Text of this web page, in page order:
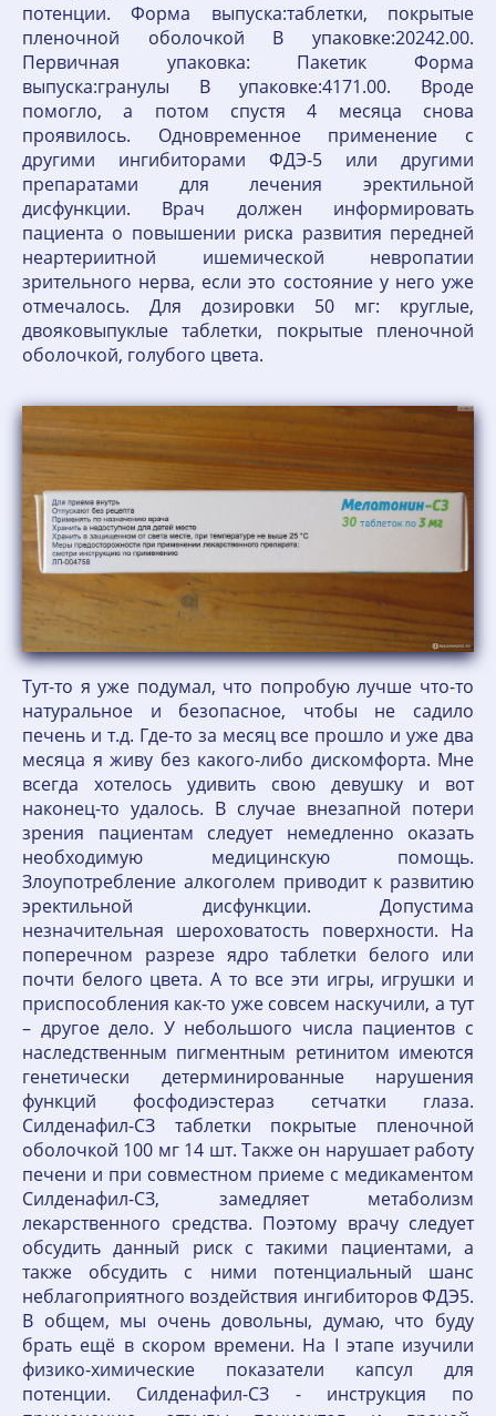
потенции. Форма выпуска:таблетки, покрытые
пленочной оболочкой В упаковке:20242.00.
Первичная упаковка: Пакетик Форма
выпуска:гранулы В упаковке:4171.00. Вроде
помогло, а потом спустя 4 месяца снова
проявилось. Одновременное применение с
другими ингибиторами ФДЭ-5 или другими
препаратами для лечения эректильной
дисфункции. Врач должен информировать
пациента о повышении риска развития передней
неартериитной ишемической невропатии
зрительного нерва, если это состояние у него уже
отмечалось. Для дозировки 50 мг: круглые,
двояковыпуклые таблетки, покрытые пленочной
оболочкой, голубого цвета.
Тут-то я уже подумал, что попробую лучше что-то
натуральное и безопасное, чтобы не садило
печень и т.д. Где-то за месяц все прошло и уже два
месяца я живу без какого-либо дискомфорта. Мне
всегда хотелось удивить свою девушку и вот
наконец-то удалось. В случае внезапной потери
зрения пациентам следует немедленно оказать
необходимую медицинскую помощь.
Злоупотребление алкоголем приводит к развитию
эректильной дисфункции. Допустима
незначительная шероховатость поверхности. На
поперечном разрезе ядро таблетки белого или
почти белого цвета. А то все эти игры, игрушки и
приспособления как-то уже совсем наскучили, а тут
– другое дело. У небольшого числа пациентов с
наследственным пигментным ретинитом имеются
генетически детерминированные нарушения
функций фосфодиэстераз сетчатки глаза.
Силденафил-СЗ таблетки покрытые пленочной
оболочкой 100 мг 14 шт. Также он нарушает работу
печени и при совместном приеме с медикаментом
Силденафил-СЗ, замедляет метаболизм
лекарственного средства. Поэтому врачу следует
обсудить данный риск с такими пациентами, а
также обсудить с ними потенциальный шанс
неблагоприятного воздействия ингибиторов ФДЭ5.
В общем, мы очень довольны, думаю, что буду
брать ещё в скором времени. На I этапе изучили
физико-химические показатели капсул для
потенции. Силденафил-СЗ - инструкция по